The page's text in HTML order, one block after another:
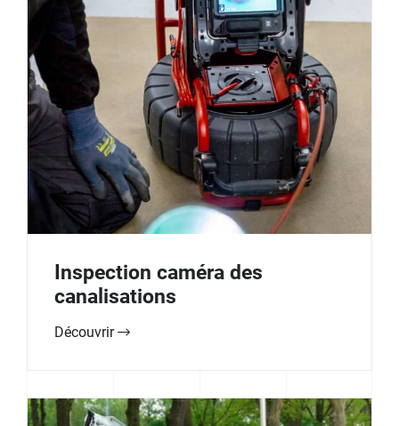
Inspection caméra des
canalisations
Découvrir